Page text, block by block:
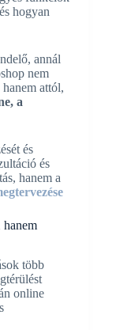
hogyan
annál
nem
attól,
a
és
és
hanem a
hanem
több
online